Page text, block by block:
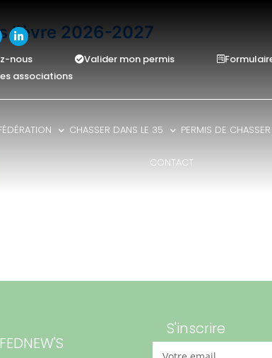
nous Valider mon permis
associations
CHASSER DANS LE 35 PERMIS DE CHASSER
CONTACT
lièvre 2026-2027
FEDNEW'S
S'inscrire